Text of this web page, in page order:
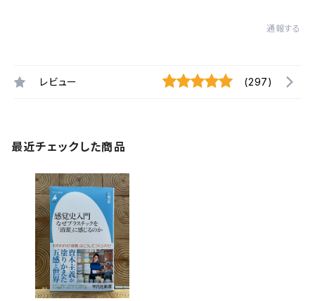
通報する
レビュー (297)
最近チェックした商品